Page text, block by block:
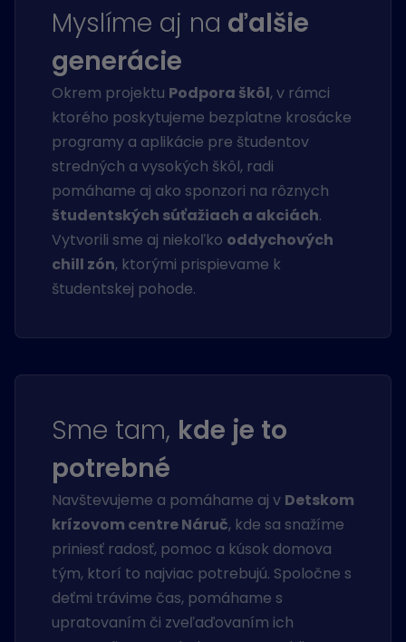
Myslíme aj na ďalšie
generácie
Okrem projektu Podpora škôl, v rámci
ktorého poskytujeme bezplatne krosácke
programy a aplikácie pre študentov
stredných a vysokých škôl, radi
pomáhame aj ako sponzori na rôznych
študentských súťažiach a akciách.
Vytvorili sme aj niekoľko oddychových
chill zón, ktorými prispievame k
študentskej pohode.
Sme tam, kde je to
potrebné
Navštevujeme a pomáhame aj v Detskom
krízovom centre Náruč, kde sa snažíme
priniesť radosť, pomoc a kúsok domova
tým, ktorí to najviac potrebujú. Spoločne s
deťmi trávime čas, pomáhame s
upratovaním či zveľaďovaním ich